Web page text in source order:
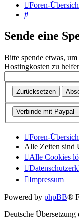
Foren-
Suche
Sende eine
Bitte spende etwas,
Hostingkosten zu
Foren-
Alle Zeiten sind
Alle Cookies
Impressum
Powered by phpBB®
Deutsche Übersetzung